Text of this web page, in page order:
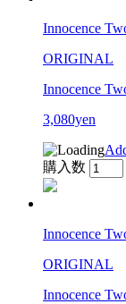
Innocence
ORIGINAL
Innocence
3,080yen
購入数
Innocence
ORIGINAL
Innocence